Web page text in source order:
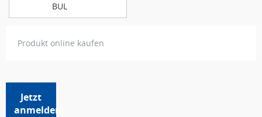
BUL
Produkt online kaufen
Jetzt
anmelden